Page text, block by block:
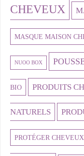
CHEVEUX
MASQUE MAISON
NUOO BOX
BIO PRODUITS
NATURELS
PROTÉGER CHEVEUX